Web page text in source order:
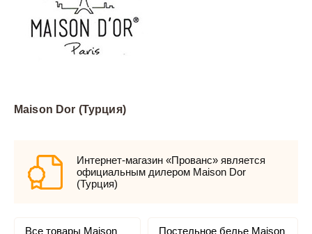
Maison Dor (Турция)
Интернет-магазин «Прованс» является
официальным дилером Maison Dor
(Турция)
Все товары Maison Постельное белье Maison